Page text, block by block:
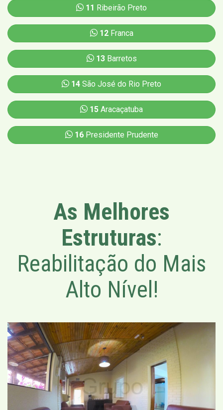
11 Ribeirão Preto
12Franca
13Barretos
14 São José do Rio Preto
15 Aracaçatuba
16Presidente Prudente
As Melhores
Estruturas:
Reabilitação do Mais
Alto Nível!